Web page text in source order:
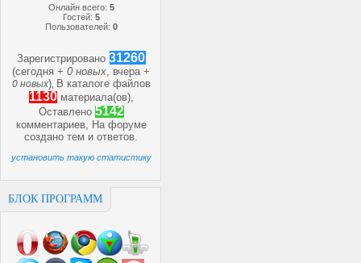
Онлайн всего: 5
Гостей: 5
Пользователей: 0
Зарегистрировано 31260
(сегодня +0 новых, вчера +
0 новых) В каталоге файлов
1130 материала(ов),
Оставлено 5142
комментариев, На форуме
созданотем иответов.
установить такую статистику
БЛОК ПРОГРАММ